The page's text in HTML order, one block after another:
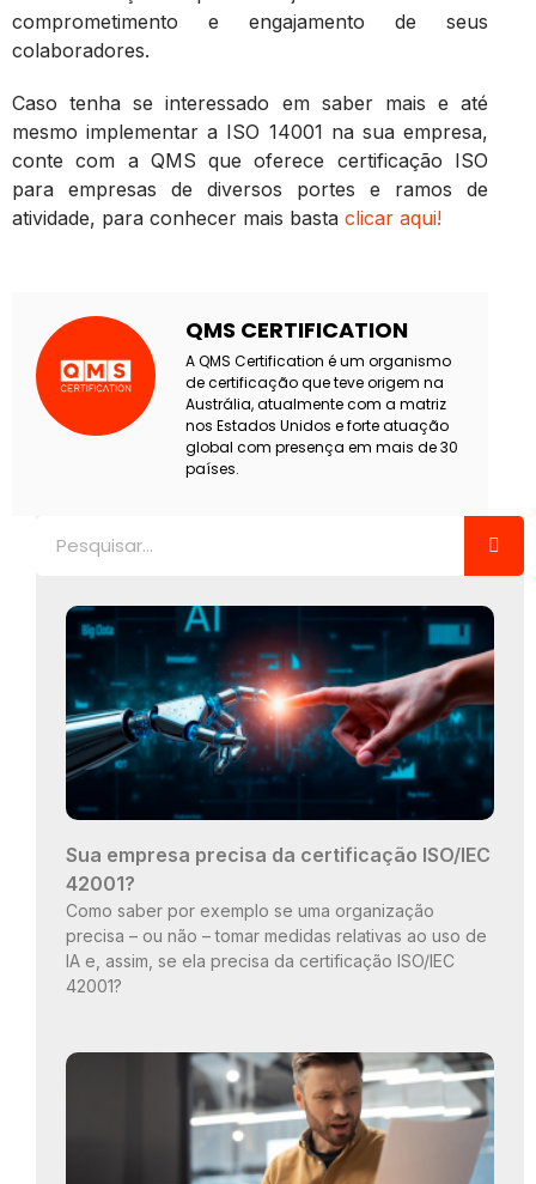
comprometimento e engajamento de seus
colaboradores.
Caso tenha se interessado em saber mais e até
mesmo implementar a ISO 14001 na sua empresa,
conte com a QMS que oferece certificação ISO
para empresas de diversos portes e ramos de
atividade, para conhecer mais basta clicar aqui!
QMS CERTIFICATION
A QMS Certification é um organismo
de certificação que teve origem na
Austrália, atualmente com a matriz
nos Estados Unidos e forte atuação
global com presença em mais de 30
países.
Sua empresa precisa da certificação ISO/IEC
42001?
Como saber por exemplo se uma organização
precisa – ou não – tomar medidas relativas ao uso de
IA e, assim, se ela precisa da certificação ISO/IEC
42001?